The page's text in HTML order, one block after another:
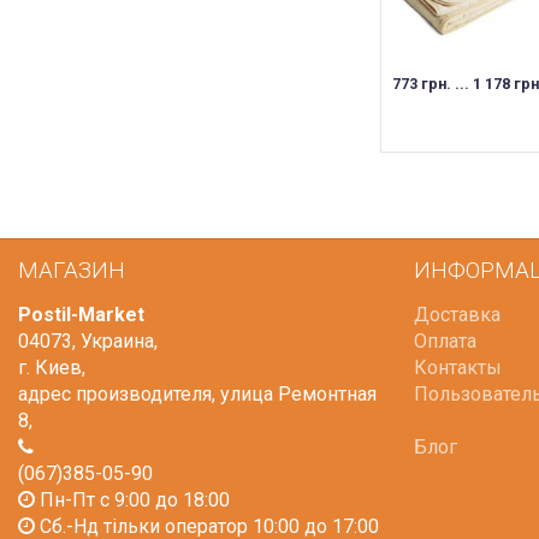
773 грн. ... 1 178
МАГАЗИН
Postil-Market
04073, Украина,
г. Киев,
адрес производителя, улица Ремонтная
8,
(067)385-05-90
Пн-Пт с 9:00 до 18:00
Сб.-Нд тільки оператор 10:00 до 17:00
Доставка
Оплата
Контакты
Блог